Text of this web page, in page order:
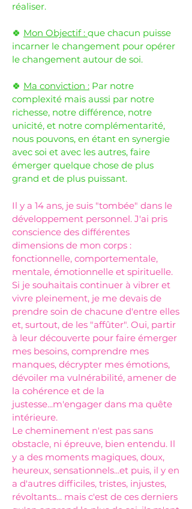
réaliser.
🍀 Mon Objectif : que chacun puisse
incarner le changement pour opérer
le changement autour de soi.
🍀 Ma conviction : Par notre
complexité mais aussi par notre
richesse, notre différence, notre
unicité, et notre complémentarité,
nous pouvons, en étant en synergie
avec soi et avec les autres, faire
émerger quelque chose de plus
grand et de plus puissant.
Il y a 14 ans, je suis "tombée" dans le
développement personnel. J'ai pris
conscience des différentes
dimensions de mon corps :
fonctionnelle, comportementale,
mentale, émotionnelle et spirituelle.
Si je souhaitais continuer à vibrer et
vivre pleinement, je me devais de
prendre soin de chacune d'entre elles
et, surtout, de les "affûter". Oui, partir
à leur découverte pour faire émerger
mes besoins, comprendre mes
manques, décrypter mes émotions,
dévoiler ma vulnérabilité, amener de
la cohérence et de la
justesse...m'engager dans ma quête
intérieure.
Le cheminement n'est pas sans
obstacle, ni épreuve, bien entendu. Il
y a des moments magiques, doux,
heureux, sensationnels...et puis, il y en
a d'autres difficiles, tristes, injustes,
révoltants... mais c'est de ces derniers